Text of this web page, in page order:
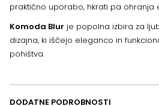
praktično uporabo, hkrati pa ohranja
Komoda Blur je popolna izbira za
dizajna, ki iščejo eleganco in
pohištva.
DODATNE PODROBNOSTI